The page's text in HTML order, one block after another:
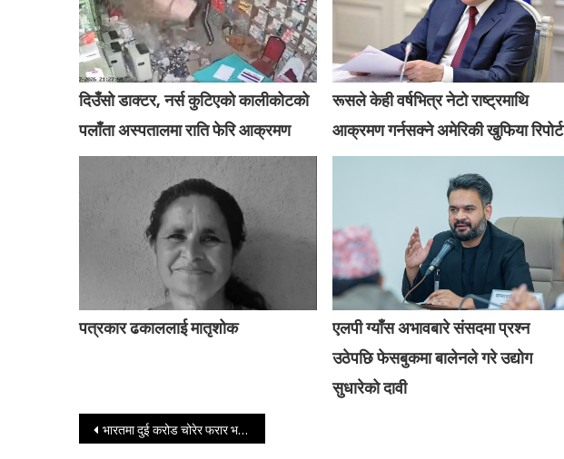
दिउँसो डाक्टर, नर्स कुटिएको कालीकोटको
पलाँता अस्पतालमा राति फेरि आक्रमण
रूसले केही वर्षभित्र नेटो राष्ट्रमाथि
आक्रमण गर्नसक्ने अमेरिकी खुफिया रिपोर्ट
पत्रकार ढकाललाई मातृशोक
एलपी ग्याँस अभावबारे संसदमा प्रश्न
उठेपछि फेसबुकमा बालेनले गरे उद्योग
सुधारेको दावी
Post navigation
भारतमा दुई करोड चोरेर फरार भएका कालिकोटका शाही कोहलपुरमा पक्राउ